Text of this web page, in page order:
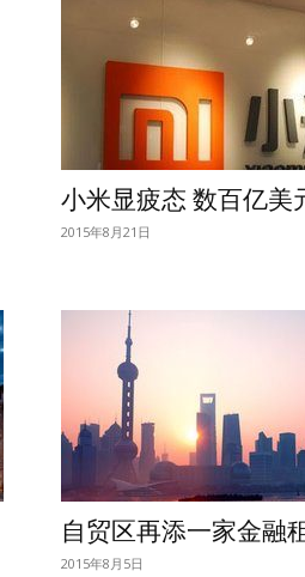
小米显疲态 数百亿美
2015年8月21日
自贸区再添一家金融
2015年8月5日